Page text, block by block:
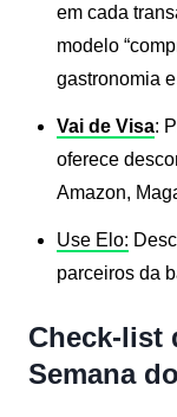
em cada
modelo
gastronomia
Vai de Visa:
oferece
Amazon,
Use Elo:
parceiros da
Check-list
Semana